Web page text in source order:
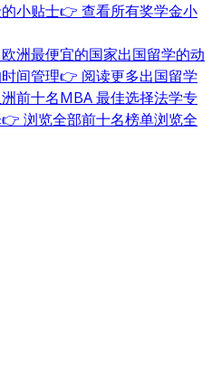
小贴士👉 查看所有奖学金小
欧洲最便宜的国家出国留学的动
间管理👉 阅读更多出国留学
前十名MBA 最佳选择法学专
👉 浏览全部前十名榜单浏览全